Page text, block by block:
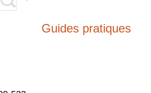
Guides pratiques